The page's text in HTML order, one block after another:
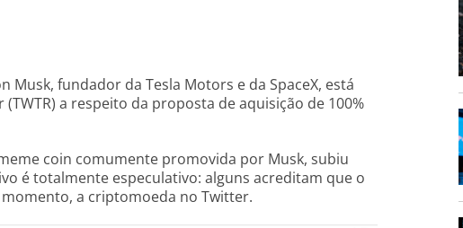
Musk, fundador da Tesla Motors e da SpaceX, está
a respeito da proposta de aquisição de 100%
coin comumente promovida por Musk, subiu
é totalmente especulativo: alguns acreditam que o
a criptomoeda no Twitter.